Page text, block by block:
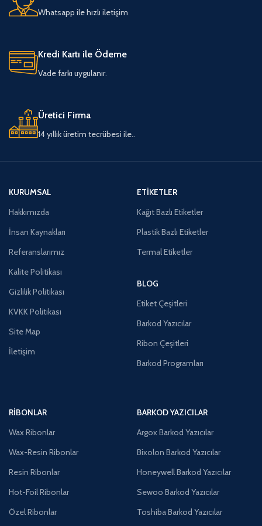
Whatsapp ile hızlı iletişim
Kredi Kartı ile Ödeme
Vade farkı uygulanır.
Üretici Firma
14 yıllık üretim tecrübesi ile..
KURUMSAL
Hakkımızda
İnsan Kaynakları
Referanslarımız
Kalite Politikası
Gizlilik Politikası
KVKK Politikası
Site Map
İletişim
ETIKETLER
Kağıt Bazlı Etiketler
Plastik Bazlı Etiketler
Termal Etiketler
BLOG
Etiket Çeşitleri
Barkod Yazıcılar
Ribon Çeşitleri
Barkod Programları
RIBONLAR
Wax Ribonlar
Wax-Resin Ribonlar
Resin Ribonlar
Hot-Foil Ribonlar
Özel Ribonlar
BARKOD YAZICILAR
Argox Barkod Yazıcılar
Bixolon Barkod Yazıcılar
Honeywell Barkod Yazıcılar
Sewoo Barkod Yazıcılar
Toshiba Barkod Yazıcılar